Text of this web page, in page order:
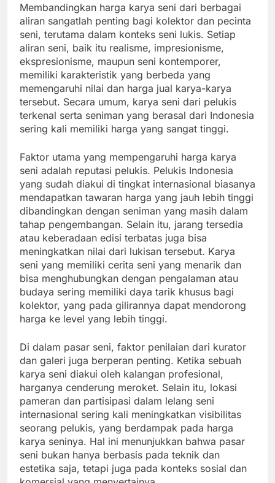
Membandingkan harga karya seni dari berbagai
aliran sangatlah penting bagi kolektor dan pecinta
seni, terutama dalam konteks seni lukis. Setiap
aliran seni, baik itu realisme, impresionisme,
ekspresionisme, maupun seni kontemporer,
memiliki karakteristik yang berbeda yang
memengaruhi nilai dan harga jual karya-karya
tersebut. Secara umum, karya seni dari pelukis
terkenal serta seniman yang berasal dari Indonesia
sering kali memiliki harga yang sangat tinggi.
Faktor utama yang mempengaruhi harga karya
seni adalah reputasi pelukis. Pelukis Indonesia
yang sudah diakui di tingkat internasional biasanya
mendapatkan tawaran harga yang jauh lebih tinggi
dibandingkan dengan seniman yang masih dalam
tahap pengembangan. Selain itu, jarang tersedia
atau keberadaan edisi terbatas juga bisa
meningkatkan nilai dari lukisan tersebut. Karya
seni yang memiliki cerita seni yang menarik dan
bisa menghubungkan dengan pengalaman atau
budaya sering memiliki daya tarik khusus bagi
kolektor, yang pada gilirannya dapat mendorong
harga ke level yang lebih tinggi.
Di dalam pasar seni, faktor penilaian dari kurator
dan galeri juga berperan penting. Ketika sebuah
karya seni diakui oleh kalangan profesional,
harganya cenderung meroket. Selain itu, lokasi
pameran dan partisipasi dalam lelang seni
internasional sering kali meningkatkan visibilitas
seorang pelukis, yang berdampak pada harga
karya seninya. Hal ini menunjukkan bahwa pasar
seni bukan hanya berbasis pada teknik dan
estetika saja, tetapi juga pada konteks sosial dan